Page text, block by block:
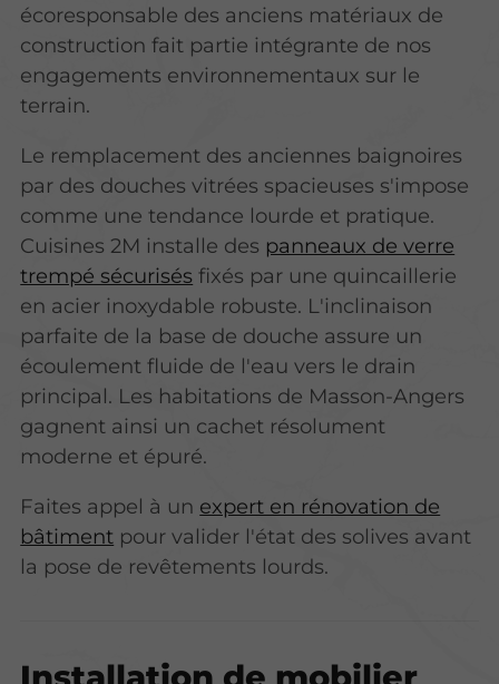
écoresponsable des anciens matériaux de
construction fait partie intégrante de nos
engagements environnementaux sur le
terrain.
Le remplacement des anciennes baignoires
par des douches vitrées spacieuses s'impose
comme une tendance lourde et pratique.
Cuisines 2M installe des panneaux de verre
trempé sécurisés fixés par une quincaillerie
en acier inoxydable robuste. L'inclinaison
parfaite de la base de douche assure un
écoulement fluide de l'eau vers le drain
principal. Les habitations de Masson-Angers
gagnent ainsi un cachet résolument
moderne et épuré.
Faites appel à un expert en rénovation de
bâtiment pour valider l'état des solives avant
la pose de revêtements lourds.